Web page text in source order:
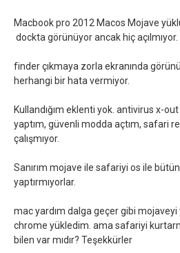
Macbook pro 2012 Macos Mojave
dockta görünüyor ancak hiç açılmıyor.
finder çıkmaya zorla ekranında
herhangi bir hata vermiyor.
Kullandığım eklenti yok. antivirus x-
yaptım, güvenli modda açtım, safari
çalışmıyor.
Sanırım mojave ile safariyi os ile
yaptırmıyorlar.
mac yardım dalga geçer gibi mojaveyi
chrome yükledim. ama safariyi
bilen var mıdır? Teşekkürler